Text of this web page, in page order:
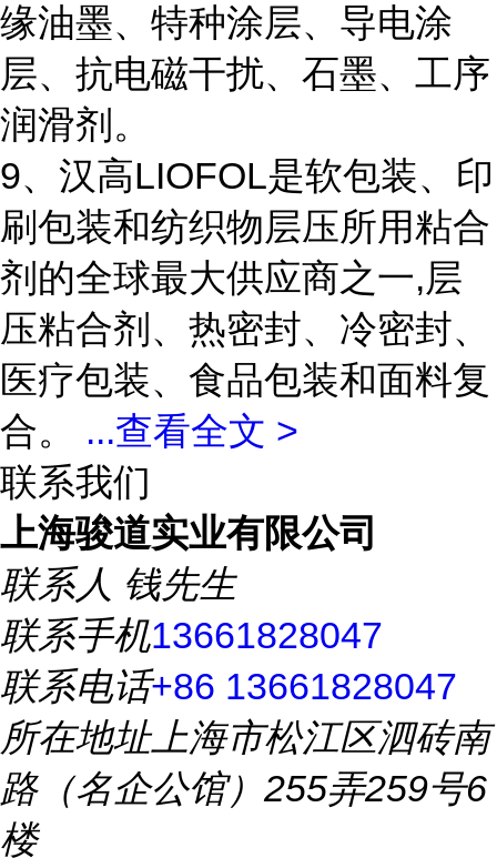
缘油墨、特种涂层、导电涂
层、抗电磁干扰、石墨、工序
润滑剂。
9、汉高LIOFOL是软包装、印
刷包装和纺织物层压所用粘合
剂的全球最大供应商之一,层
压粘合剂、热密封、冷密封、
医疗包装、食品包装和面料复
合。 ...查看全文 >
联系我们
上海骏道实业有限公司
联系人 钱先生
联系手机13661828047
联系电话+86 13661828047
所在地址上海市松江区泗砖南
路（名企公馆）255弄259号6
楼